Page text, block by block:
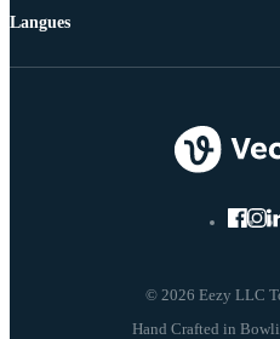
© 2026 Eezy LLC
Langues